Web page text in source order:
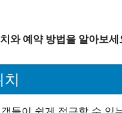
와 예약 방법을 알아보세